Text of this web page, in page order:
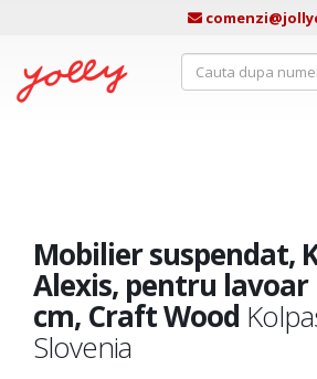
Mobilier suspendat,
Alexis, pentru lavoar
cm, Craft Wood
Slovenia